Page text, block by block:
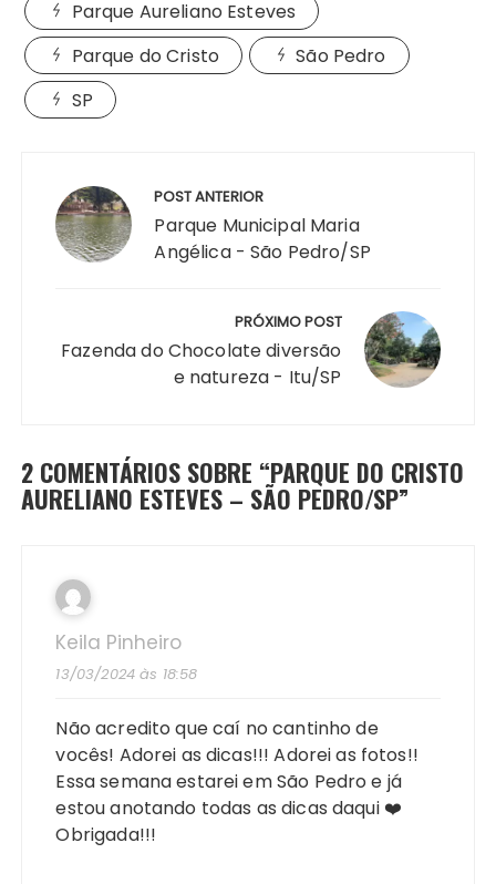
Parque Aureliano Esteves
Parque do Cristo
São Pedro
SP
Post
POST ANTERIOR
Parque Municipal Maria
Angélica - São Pedro/SP
PRÓXIMO POST
Fazenda do Chocolate diversão
e natureza - Itu/SP
2 COMENTÁRIOS SOBRE “PARQUE DO CRISTO
AURELIANO ESTEVES – SÃO PEDRO/SP”
Keila Pinheiro
13/03/2024 às 18:58
Não acredito que caí no cantinho de
vocês! Adorei as dicas!!! Adorei as fotos!!
Essa semana estarei em São Pedro e já
estou anotando todas as dicas daqui ❤️
Obrigada!!!